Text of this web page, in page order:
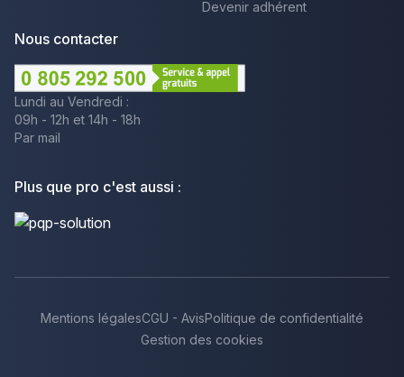
Devenir adhérent
Nous contacter
Lundi au Vendredi :
09h - 12h et 14h - 18h
Par mail
Plus que pro c'est aussi :
Mentions légalesCGU - AvisPolitique de confidentialité
Gestion des cookies